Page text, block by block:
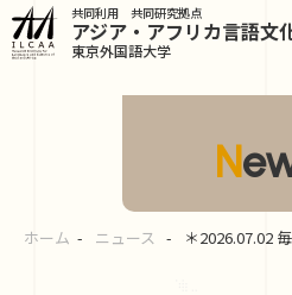
共同利用 共同研究拠点
アジア・アフリカ言語文
東京外国語大学
ホーム ニュース ＊2026.07.02